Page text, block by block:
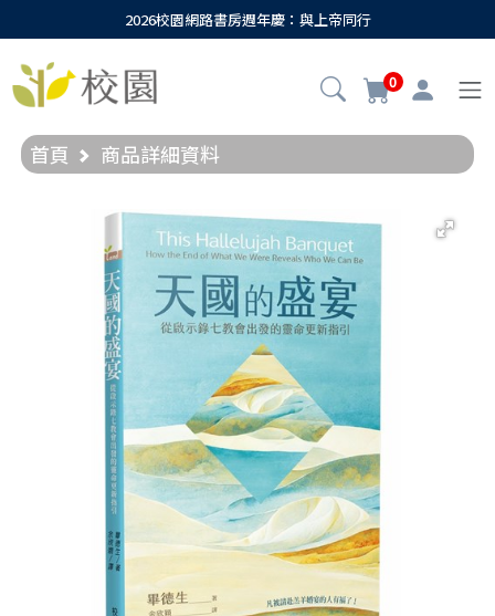
2026校園網路書房週年慶：與上帝同行
0
首頁 商品詳細資料